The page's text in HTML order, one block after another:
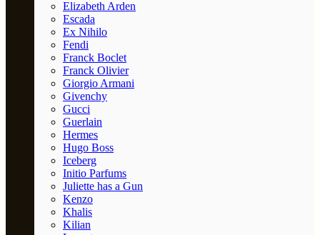
Elizabeth Arden
Escada
Ex Nihilo
Fendi
Franck Boclet
Franck Olivier
Giorgio Armani
Givenchy
Gucci
Guerlain
Hermes
Hugo Boss
Iceberg
Initio Parfums
Juliette has a Gun
Kenzo
Khalis
Kilian